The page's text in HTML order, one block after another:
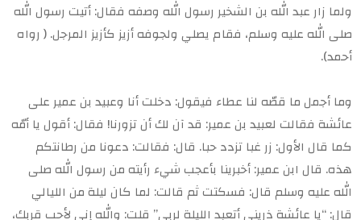
ولما زار عبد الله بن الشخير رسول الله وصفه فقال: أتيت رسول الله
صلى الله عليه وسلم، فقام يصلي ولجوفه أزيز كأزيز المرجل. ( رواه
أحمد).
وما أجمل ما قصّه لنا عطاء فيقول: دخلت أنا وعبيد بن عمير على
عائشة فقالت لعبيد بن عمير: قد آن لك أن تزورنا! فقال: أقول يا أمّه
كما قال الأول: زر غبا تزدد حبا. قال: فقالت: دعونا من رطانتكم
هذه. قال ابن عمير: أخبرينا بأعجب شيء رأيته من رسول الله صلى
الله عليه وسلم قال: فسكتت ثم قالت: لما كان ليلة من الليالي
قال: “يا عائشة ذريني أتعبد الليلة لربي” قلت: والله إني لأحب قربك،